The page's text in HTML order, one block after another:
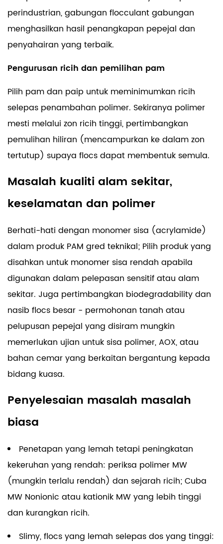
perindustrian, gabungan flocculant gabungan
menghasilkan hasil penangkapan pepejal dan
penyahairan yang terbaik.
Pengurusan ricih dan pemilihan pam
Pilih pam dan paip untuk meminimumkan ricih
selepas penambahan polimer. Sekiranya polimer
mesti melalui zon ricih tinggi, pertimbangkan
pemulihan hiliran (mencampurkan ke dalam zon
tertutup) supaya flocs dapat membentuk semula.
Masalah kualiti alam sekitar,
keselamatan dan polimer
Berhati-hati dengan monomer sisa (acrylamide)
dalam produk PAM gred teknikal; Pilih produk yang
disahkan untuk monomer sisa rendah apabila
digunakan dalam pelepasan sensitif atau alam
sekitar. Juga pertimbangkan biodegradability dan
nasib flocs besar - permohonan tanah atau
pelupusan pepejal yang disiram mungkin
memerlukan ujian untuk sisa polimer, AOX, atau
bahan cemar yang berkaitan bergantung kepada
bidang kuasa.
Penyelesaian masalah masalah
biasa
Penetapan yang lemah tetapi peningkatan
kekeruhan yang rendah: periksa polimer MW
(mungkin terlalu rendah) dan sejarah ricih; Cuba
MW Nonionic atau kationik MW yang lebih tinggi
dan kurangkan ricih.
Slimy, flocs yang lemah selepas dos yang tinggi: